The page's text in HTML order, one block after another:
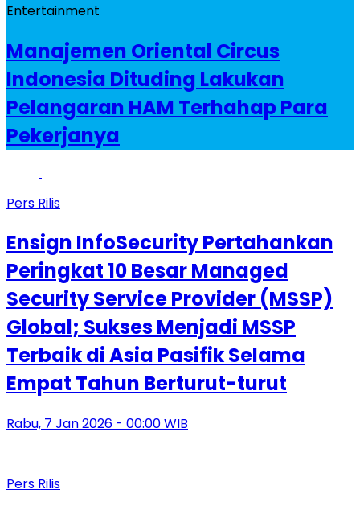
Entertainment
Manajemen Oriental Circus
Indonesia Dituding Lakukan
Pelangaran HAM Terhahap Para
Pekerjanya
Pers Rilis
Ensign InfoSecurity Pertahankan
Peringkat 10 Besar Managed
Security Service Provider (MSSP)
Global; Sukses Menjadi MSSP
Terbaik di Asia Pasifik Selama
Empat Tahun Berturut-turut
Rabu, 7 Jan 2026 - 00:00 WIB
Pers Rilis